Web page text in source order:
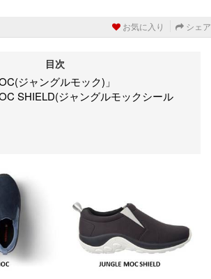
お気に入り シェア
目次
ジャングルモック)」
SHIELD(ジャングルモックシール